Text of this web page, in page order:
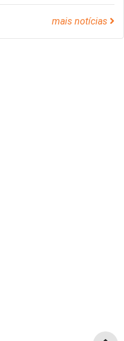
mais notícias